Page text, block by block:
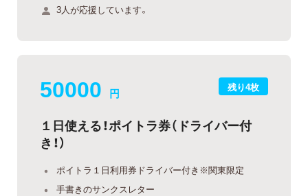
3人が応援しています。
残り4枚
50000 円
１日使える！ポイトラ券（ドライバー付
き！）
ポイトラ１日利用券ドライバー付き※関東限定
手書きのサンクスレター